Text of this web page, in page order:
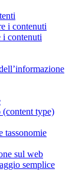
i contenuti
i contenuti
type)
tassonomie
sul web
semplice